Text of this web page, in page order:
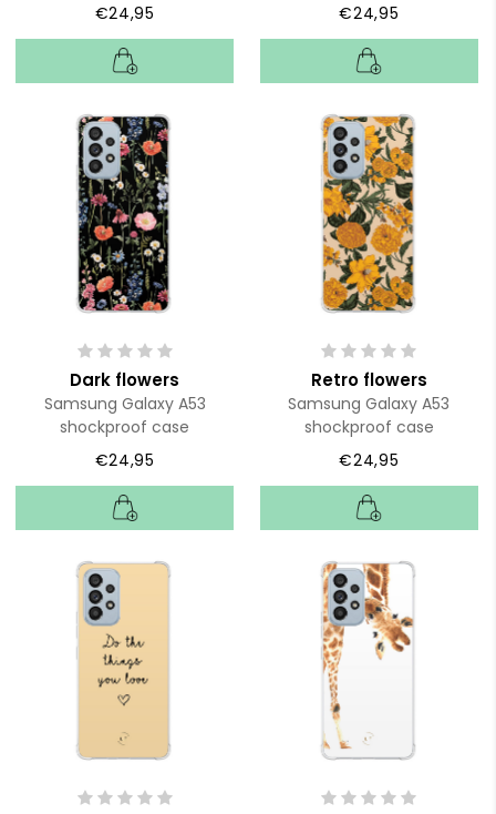
€24,95
€24,95
Dark flowers
Samsung Galaxy A53
shockproof case
€24,95
Retro flowers
Samsung Galaxy A53
shockproof case
€24,95